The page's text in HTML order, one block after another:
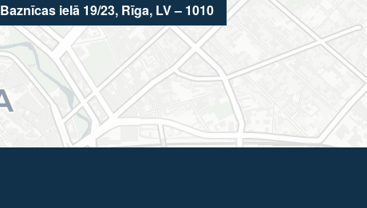
Baznīcas ielā 19/23, Rīga, LV – 1010